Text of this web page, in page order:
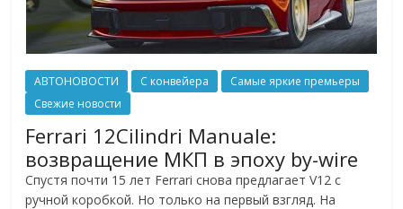
АВТОНОВОСТИ С конвейера
Самые яркие премьеры
Свежие новости
Ferrari 12Cilindri Manuale:
возвращение МКП в эпоху by-wire
Спустя почти 15 лет Ferrari снова предлагает V12 с
ручной коробкой. Но только на первый взгляд. На